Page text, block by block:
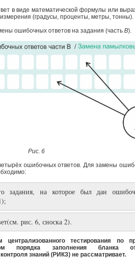
в виде математической формулы или
(градусы, проценты, метры, тонны).
ошибочных ответов на задания (часть В).
Рис. 6
ошибочных ответов. Для замены
задания, на которое был дан
рис. 6, сноска 2).
централизованного тестирования по
порядка заполнения бланка
знаний (РИКЗ) не рассматривает.